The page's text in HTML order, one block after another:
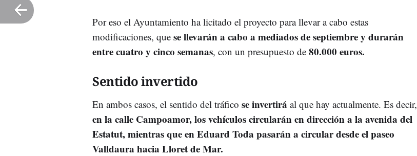
Por eso el Ayuntamiento ha licitado el proyecto para llevar a cabo estas
modificaciones, que se llevarán a cabo a mediados de septiembre y durarán
entre cuatro y cinco semanas, con un presupuesto de 80.000 euros.
Sentido invertido
En ambos casos, el sentido del tráfico se invertirá al que hay actualmente. Es decir,
en la calle Campoamor, los vehículos circularán en dirección a la avenida del
Estatut, mientras que en Eduard Toda pasarán a circular desde el paseo
Valldaura hacia Lloret de Mar.